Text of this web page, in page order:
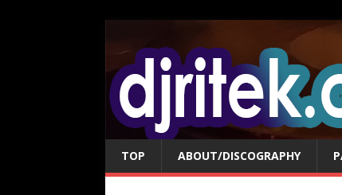
TOP ABOUT/DISCOGRAPHY